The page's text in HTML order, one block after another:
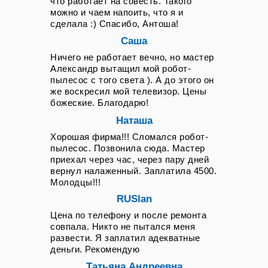
непродолжительной работы,
особенно в жаркие летние месяцы.
Если владелец обратился с жалобой
на то, что его помощник шумит
специалист разберёт турбинный блок,
удалит намотавшиеся волосы и
нитки, которые нередко приводят к
дисбалансу ротора и повышенной
шумности. Когда моющий робот-
не просто меняет уплотнительные
резиновые кольца, но и тщательно
проверяет пластиковый бак на
наличие микротрещин, которые
сложно заметить при беглом
визуальном осмотре. В случаях, когда
техника не видит контейнер или не
видит воду, специалист проверит
концевики и датчики присутствия
аксессуаров, а также скорректирует
настройки системы автоматического
распознавания сменных модулей.
Отдельный блок работ посвящён
восстановлению беспроводного
Наташа
Хорошая фирма!!! Сломался робот-
пылесос. Позвонила сюда. Мастер
приехал через час, через пару дней
вернул налаженный. Заплатила 4500.
Молодцы!!!
Саша
Ничего не работает вечно, но мастер
Александр вытащил мой робот-
пылесос с того света ). А до этого он
же воскресил мой телевизор. Цены
божеские. Благодарю!
можно и чаем напоить, что я и
сделала :) Спасибо, Антоша!
RUSlan
Цена по телефону и после ремонта
совпала. Никто не пытался меня
развести. Я заплатил адекватные
деньги. Рекомендую